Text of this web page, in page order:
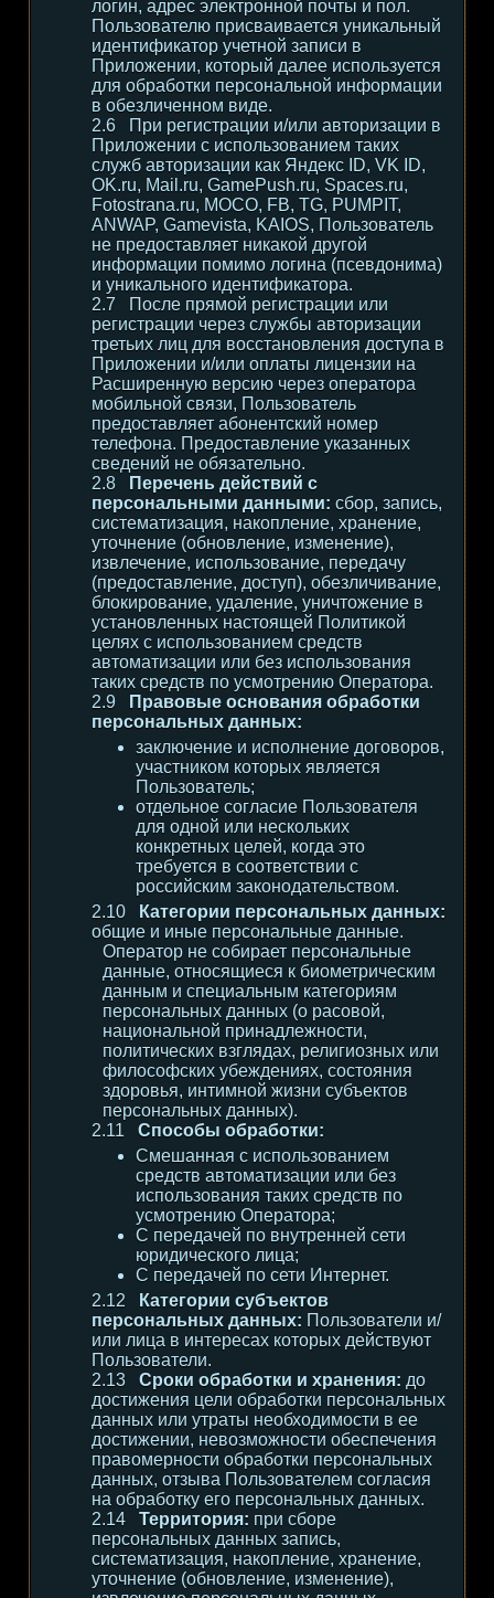
логин, адрес электронной почты и пол.
Пользователю присваивается уникальный
идентификатор учетной записи в
Приложении, который далее используется
для обработки персональной информации
в обезличенном виде.
При регистрации и/или авторизации в
Приложении с использованием таких
служб авторизации как Яндекс ID, VK ID,
OK.ru, Mail.ru, GamePush.ru, Spaces.ru,
Fotostrana.ru, MOCO, FB, TG, PUMPIT,
ANWAP, Gamevista, KAIOS, Пользователь
не предоставляет никакой другой
информации помимо логина (псевдонима)
и уникального идентификатора.
После прямой регистрации или
регистрации через службы авторизации
третьих лиц для восстановления доступа в
Приложении и/или оплаты лицензии на
Расширенную версию через оператора
мобильной связи, Пользователь
предоставляет абонентский номер
телефона. Предоставление указанных
сведений не обязательно.
Перечень действий с
персональными данными: сбор, запись,
систематизация, накопление, хранение,
уточнение (обновление, изменение),
извлечение, использование, передачу
(предоставление, доступ), обезличивание,
блокирование, удаление, уничтожение в
установленных настоящей Политикой
целях с использованием средств
автоматизации или без использования
таких средств по усмотрению Оператора.
Правовые основания обработки
персональных данных:
заключение и исполнение договоров,
участником которых является
Пользователь;
отдельное согласие Пользователя
для одной или нескольких
конкретных целей, когда это
требуется в соответствии с
российским законодательством.
Категории персональных данных:
общие и иные персональные данные.
Оператор не собирает персональные
данные, относящиеся к биометрическим
данным и специальным категориям
персональных данных (о расовой,
национальной принадлежности,
политических взглядах, религиозных или
философских убеждениях, состояния
здоровья, интимной жизни субъектов
персональных данных).
Способы обработки:
Смешанная с использованием
средств автоматизации или без
использования таких средств по
усмотрению Оператора;
С передачей по внутренней сети
юридического лица;
С передачей по сети Интернет.
Категории субъектов
персональных данных: Пользователи и/
или лица в интересах которых действуют
Пользователи.
Сроки обработки и хранения: до
достижения цели обработки персональных
данных или утраты необходимости в ее
достижении, невозможности обеспечения
правомерности обработки персональных
данных, отзыва Пользователем согласия
на обработку его персональных данных.
Территория: при сборе
персональных данных запись,
систематизация, накопление, хранение,
уточнение (обновление, изменение),